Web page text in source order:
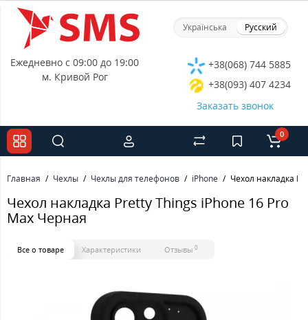
Українська Русский
Ежедневно с 09:00 до 19:00
м. Кривой Рог
+38(068) 744 5885
+38(093) 407 4234
Заказать звонок
0
Главная Чехлы Чехлы для телефонов iPhone Чехол накладка
Чехол накладка Pretty Things iPhone 16 Pro
Max Черная
Все о товаре Характеристики Отзывы 0